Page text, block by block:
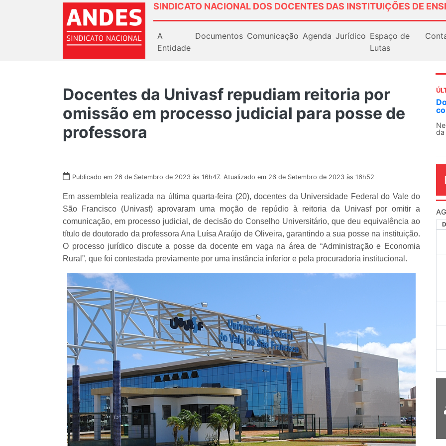
SINDICATO NACIONAL DOS DOCENTES DAS INSTITUIÇÕES DE
A
Entidade
Documentos Comunicação Agenda Jurídico Espaço de
Lutas
Docentes da Univasf repudiam reitoria por
omissão em processo judicial para posse de
professora
Publicado em 26 de Setembro de 2023 às 16h47. Atualizado em 26 de Setembro de 2023 às 16h52
Em assembleia realizada na última quarta-feira (20), docentes da Universidade Federal do Vale do
São Francisco (Univasf) aprovaram uma moção de repúdio à reitoria da Univasf por omitir a
comunicação, em processo judicial, de decisão do Conselho Universitário, que deu equivalência ao
título de doutorado da professora Ana Luísa Araújo de Oliveira, garantindo a sua posse na instituição.
O processo jurídico discute a posse da docente em vaga na área de “Administração e Economia
Rural”, que foi contestada previamente por uma instância inferior e pela procuradoria institucional.
O